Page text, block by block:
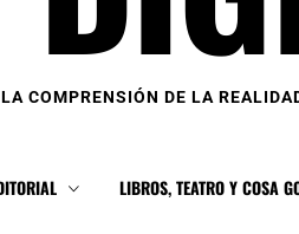
COMPRENSIÓN DE LA
LIBROS, TEATRO Y COSA